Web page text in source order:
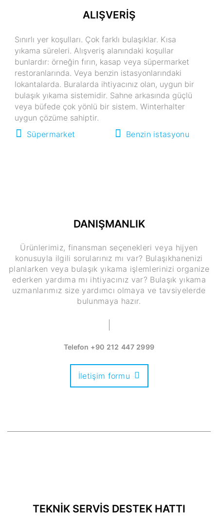
ALIŞVERİŞ
Sınırlı yer koşulları. Çok farklı bulaşıklar. Kısa
yıkama süreleri. Alışveriş alanındaki koşullar
bunlardır: örneğin fırın, kasap veya süpermarket
restoranlarında. Veya benzin istasyonlarındaki
lokantalarda. Buralarda ihtiyacınız olan, uygun bir
bulaşık yıkama sistemidir. Sahne arkasında güçlü
veya büfede çok yönlü bir sistem. Winterhalter
uygun çözüme sahiptir.
Süpermarket
Benzin istasyonu
DANIŞMANLIK
Ürünlerimiz, finansman seçenekleri veya hijyen
konusuyla ilgili sorularınız mı var? Bulaşıkhanenizi
planlarken veya bulaşık yıkama işlemlerinizi organize
ederken yardıma mı ihtiyacınız var? Bulaşık yıkama
uzmanlarımız size yardımcı olmaya ve tavsiyelerde
bulunmaya hazır.
Telefon +90 212 447 2999
İletişim formu
TEKNİK SERVİS DESTEK HATTI